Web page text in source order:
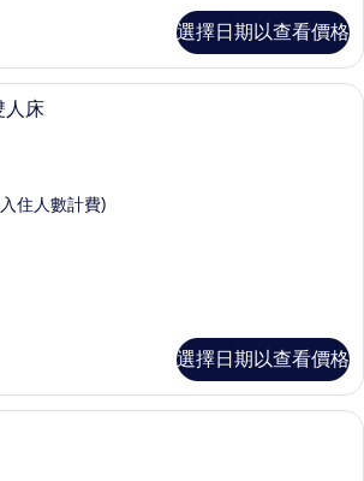
選擇日期以查看價格
人床
住人數計費)
選擇日期以查看價格
套房, 1 間臥室 | 高級寢具、羽絨被、